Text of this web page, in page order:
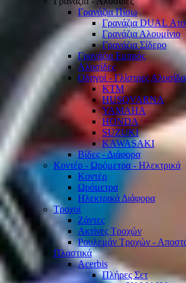
Γρανάζια Πίσω
Γρανάζια DUAL
Γρανάζια Αλουμίνιο
Γρανάζια Σίδερο
Γρανάζια Εμπρός
Αλυσίδες
Οδηγοί - Γλίστρες
KTM
HUSQVARNA
YAMAHA
HONDA
SUZUKI
KAWASAKI
Βίδες - Διάφορα
Κοντέρ - Ωρόμετρα - Ηλεκτρικά
Κοντέρ
Ωρόμετρα
Ηλεκτρικά Διάφορα
Τροχοί
Ζάντες
Ακτίνες Τροχών
Ρουλεμάν Τροχών -
Πλαστικά
Acerbis
Πλήρες Σετ